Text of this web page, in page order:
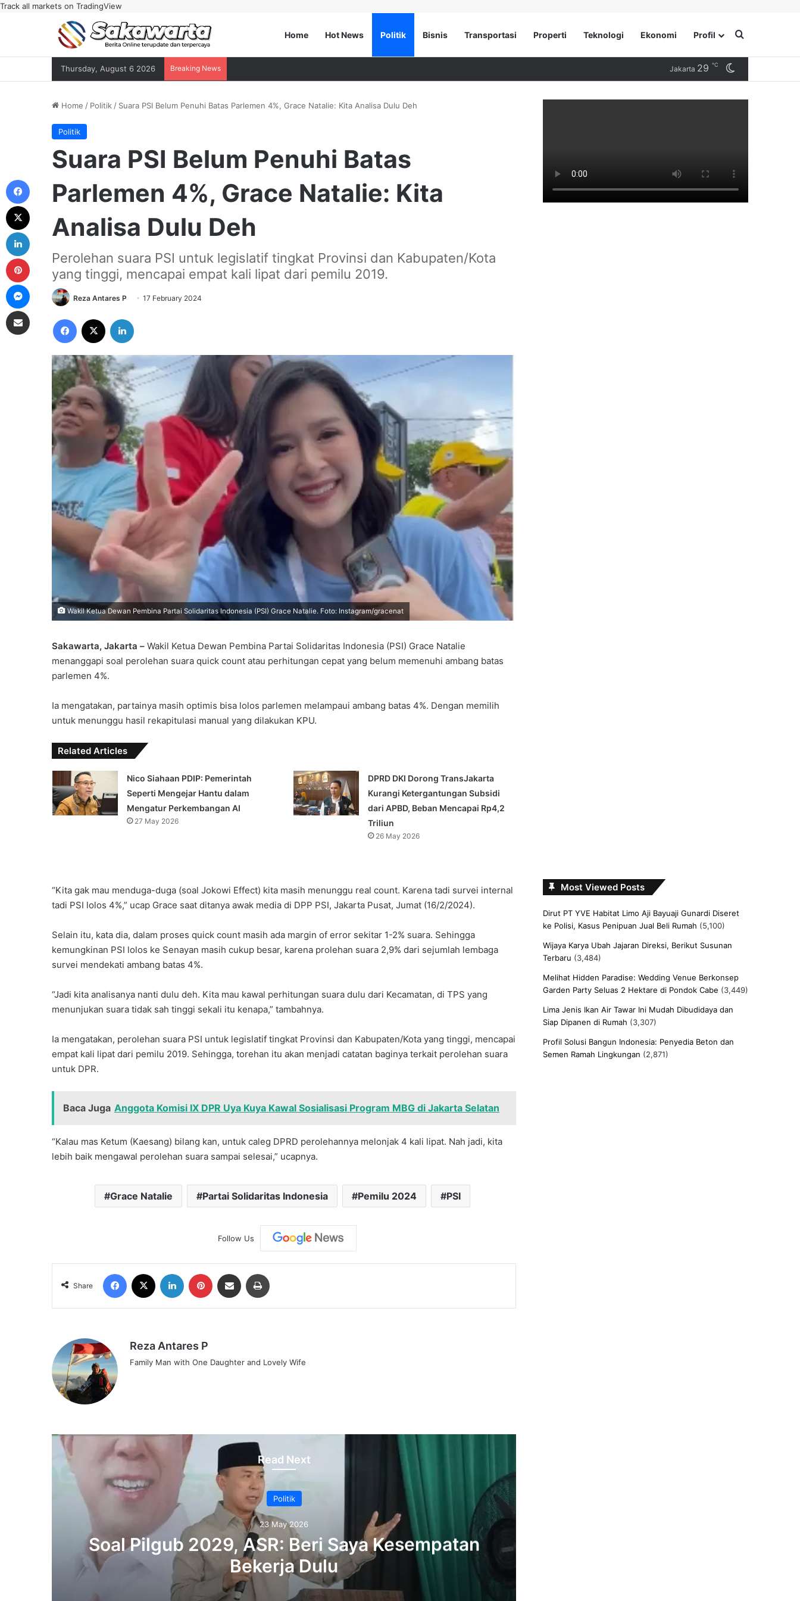
Track all markets on TradingView
Home Hot News Politik Bisnis Transportasi Properti Teknologi Ekonomi Profil Search for
Thursday, August 6 2026 Breaking News Jakarta 29 ℃
Home / Politik / Suara PSI Belum Penuhi Batas Parlemen 4%, Grace Natalie: Kita Analisa Dulu Deh
Politik
Suara PSI Belum Penuhi Batas
Parlemen 4%, Grace Natalie: Kita
Analisa Dulu Deh
Perolehan suara PSI untuk legislatif tingkat Provinsi dan Kabupaten/Kota
yang tinggi, mencapai empat kali lipat dari pemilu 2019.
Reza Antares P 17 February 2024
Facebook
Wakil Ketua Dewan Pembina Partai Solidaritas Indonesia (PSI) Grace Natalie. Foto: Instagram/gracenat
Sakawarta, Jakarta – Wakil Ketua Dewan Pembina Partai Solidaritas Indonesia (PSI) Grace Natalie
menanggapi soal perolehan suara quick count atau perhitungan cepat yang belum memenuhi ambang batas
parlemen 4%.
Ia mengatakan, partainya masih optimis bisa lolos parlemen melampaui ambang batas 4%. Dengan memilih
untuk menunggu hasil rekapitulasi manual yang dilakukan KPU.
Related Articles
Nico Siahaan PDIP: Pemerintah
Seperti Mengejar Hantu dalam
Mengatur Perkembangan AI
27 May 2026
DPRD DKI Dorong TransJakarta
Kurangi Ketergantungan Subsidi
dari APBD, Beban Mencapai Rp4,2
Triliun
26 May 2026
“Kita gak mau menduga-duga (soal Jokowi Effect) kita masih menunggu real count. Karena tadi survei internal
tadi PSI lolos 4%,” ucap Grace saat ditanya awak media di DPP PSI, Jakarta Pusat, Jumat (16/2/2024).
Selain itu, kata dia, dalam proses quick count masih ada margin of error sekitar 1-2% suara. Sehingga
kemungkinan PSI lolos ke Senayan masih cukup besar, karena prolehan suara 2,9% dari sejumlah lembaga
survei mendekati ambang batas 4%.
“Jadi kita analisanya nanti dulu deh. Kita mau kawal perhitungan suara dulu dari Kecamatan, di TPS yang
menunjukan suara tidak sah tinggi sekali itu kenapa,” tambahnya.
Ia mengatakan, perolehan suara PSI untuk legislatif tingkat Provinsi dan Kabupaten/Kota yang tinggi, mencapai
empat kali lipat dari pemilu 2019. Sehingga, torehan itu akan menjadi catatan baginya terkait perolehan suara
untuk DPR.
Baca Juga Anggota Komisi IX DPR Uya Kuya Kawal Sosialisasi Program MBG di Jakarta Selatan
“Kalau mas Ketum (Kaesang) bilang kan, untuk caleg DPRD perolehannya melonjak 4 kali lipat. Nah jadi, kita
lebih baik mengawal perolehan suara sampai selesai,” ucapnya.
Grace Natalie Partai Solidaritas Indonesia Pemilu 2024 PSI
Follow Us
Share
Facebook LinkedIn Pinterest Share via Email
Reza Antares P
Family Man with One Daughter and Lovely Wife
Read Next
Politik
23 May 2026
‎Soal Pilgub 2029, ASR: Beri Saya Kesempatan
Bekerja Dulu
Most Viewed Posts
Dirut PT YVE Habitat Limo Aji Bayuaji Gunardi Diseret
ke Polisi, Kasus Penipuan Jual Beli Rumah (5,100)
Wijaya Karya Ubah Jajaran Direksi, Berikut Susunan
Terbaru (3,484)
Melihat Hidden Paradise: Wedding Venue Berkonsep
Garden Party Seluas 2 Hektare di Pondok Cabe (3,449)
Lima Jenis Ikan Air Tawar Ini Mudah Dibudidaya dan
Siap Dipanen di Rumah (3,307)
Profil Solusi Bangun Indonesia: Penyedia Beton dan
Semen Ramah Lingkungan (2,871)
LinkedIn
Pinterest
Messenger